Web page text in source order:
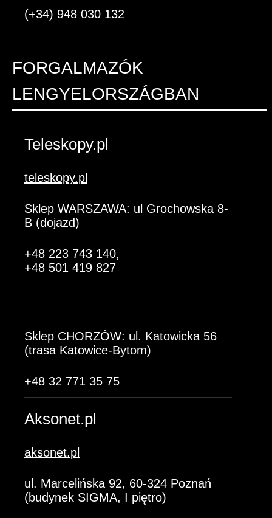
(+34) 948 030 132
FORGALMAZÓK
LENGYELORSZÁGBAN
Teleskopy.pl
teleskopy.pl
Sklep WARSZAWA: ul Grochowska 8-
B (dojazd)
+48 223 743 140,
+48 501 419 827
Sklep CHORZÓW: ul. Katowicka 56
(trasa Katowice-Bytom)
+48 32 771 35 75
Aksonet.pl
aksonet.pl
ul. Marcelińska 92, 60-324 Poznań
(budynek SIGMA, I piętro)